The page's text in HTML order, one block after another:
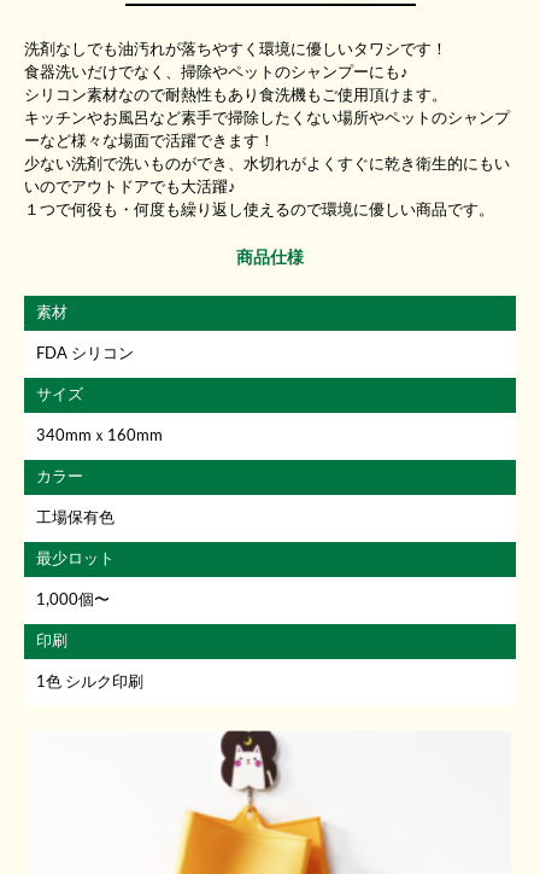
洗剤なしでも油汚れが落ちやすく環境に優しいタワシです！
食器洗いだけでなく、掃除やペットのシャンプーにも♪
シリコン素材なので耐熱性もあり食洗機もご使用頂けます。
キッチンやお風呂など素手で掃除したくない場所やペットのシャンプ
ーなど様々な場面で活躍できます！
少ない洗剤で洗いものができ、水切れがよくすぐに乾き衛生的にもい
いのでアウトドアでも大活躍♪
１つで何役も・何度も繰り返し使えるので環境に優しい商品です。
商品仕様
素材
FDA シリコン
サイズ
340mmｘ160mm
カラー
工場保有色
最少ロット
1,000個〜
印刷
1色 シルク印刷